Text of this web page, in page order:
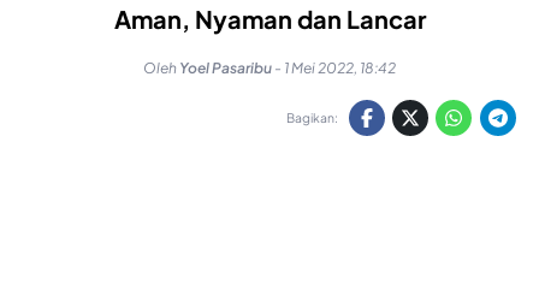
Aman, Nyaman dan Lancar
Oleh Yoel Pasaribu - 1 Mei 2022, 18:42
Bagikan: